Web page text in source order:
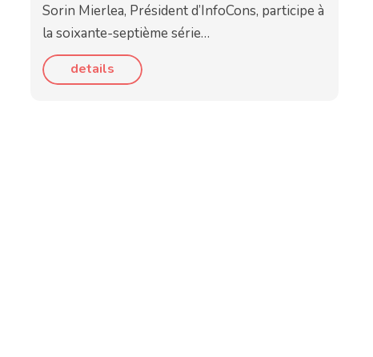
Sorin Mierlea, Président d’InfoCons, participe à
la soixante-septième série…
details